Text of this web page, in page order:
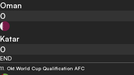
Oman
0
Katar
0
END
11. Okt.World Cup Qualification AFC